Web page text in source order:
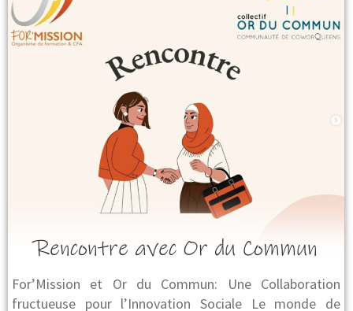
Rencontre avec Or du Commun
For’Mission et Or du Commun: Une Collaboration
fructueuse pour l’Innovation Sociale Le monde de